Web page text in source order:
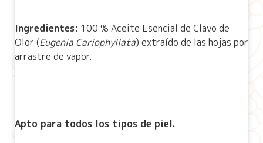
Ingredientes: 100 % Aceite Esencial de Clavo de
Olor (Eugenia Cariophyllata) extraído de las hojas por
arrastre de vapor.
Apto para todos los tipos de piel.